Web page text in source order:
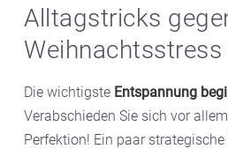
Alltagstricks
Weihnachtsstress
Die wichtigste Entspannung
Verabschieden Sie sich vor
Perfektion! Ein paar